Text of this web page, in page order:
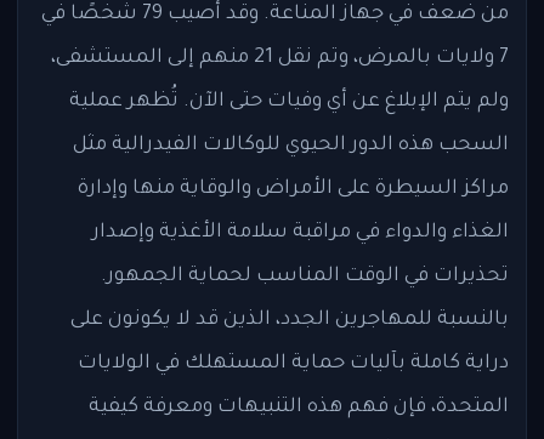
من ضعف في جهاز المناعة. وقد أُصيب 79 شخصًا في
7 ولايات بالمرض، وتم نقل 21 منهم إلى المستشفى،
ولم يتم الإبلاغ عن أي وفيات حتى الآن. تُظهر عملية
السحب هذه الدور الحيوي للوكالات الفيدرالية مثل
مراكز السيطرة على الأمراض والوقاية منها وإدارة
الغذاء والدواء في مراقبة سلامة الأغذية وإصدار
تحذيرات في الوقت المناسب لحماية الجمهور.
بالنسبة للمهاجرين الجدد، الذين قد لا يكونون على
دراية كاملة بآليات حماية المستهلك في الولايات
المتحدة، فإن فهم هذه التنبيهات ومعرفة كيفية